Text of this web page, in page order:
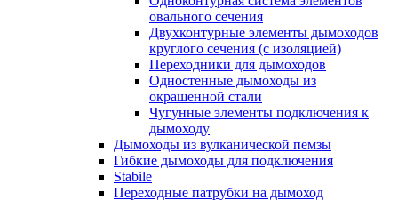
овального сечения
Двухконтурные элементы дымоходов
круглого сечения (с изоляцией)
Переходники для дымоходов
Одностенные дымоходы из
окрашенной стали
Чугунные элементы подключения к
дымоходу
Дымоходы из вулканической пемзы
Гибкие дымоходы для подключения
Stabile
Переходные патрубки на дымоход